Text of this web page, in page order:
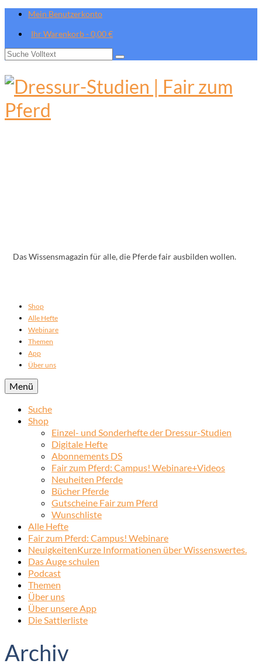
Mein Benutzerkonto
Ihr Warenkorb-0,00€
Suche
Das Wissensmagazin für alle, die Pferde fair ausbilden wollen.
Shop
Alle Hefte
Webinare
Themen
App
Über uns
Menü
Suche
Shop
Einzel- und Sonderhefte der Dressur-Studien
Digitale Hefte
Abonnements DS
Fair zum Pferd: Campus! Webinare+Videos
Neuheiten Pferde
Bücher Pferde
Gutscheine Fair zum Pferd
Wunschliste
Alle Hefte
Fair zum Pferd: Campus! Webinare
NeuigkeitenKurze Informationen über Wissenswertes.
Das Auge schulen
Podcast
Themen
Über uns
Über unsere App
Die Sattlerliste
Archiv